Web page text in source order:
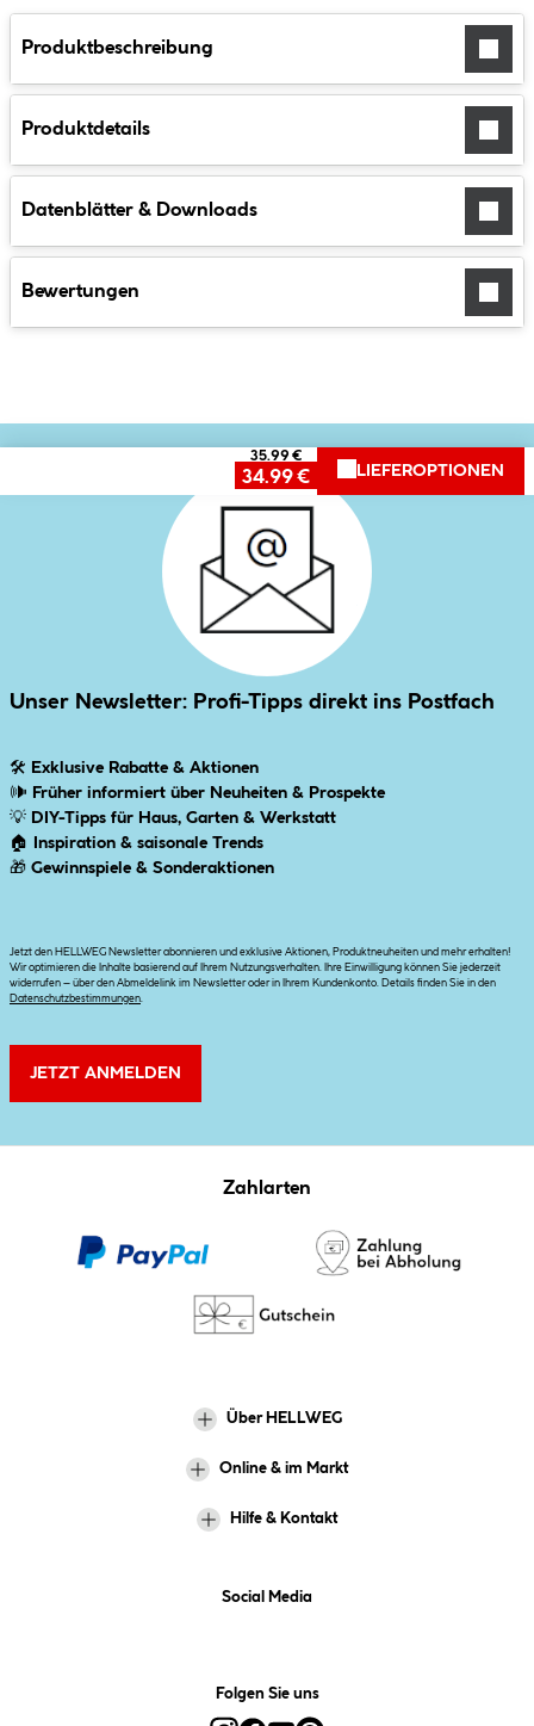
Produktbeschreibung
Produktdetails
Datenblätter & Downloads
Bewertungen
35.99 €
34.99 € LIEFEROPTIONEN
Unser Newsletter: Profi-Tipps direkt ins Postfach
🛠 Exklusive Rabatte & Aktionen
🕪 Früher informiert über Neuheiten & Prospekte
💡 DIY-Tipps für Haus, Garten & Werkstatt
🏠
Inspiration & saisonale Trends
🎁 Gewinnspiele & Sonderaktionen
Jetzt den HELLWEG Newsletter abonnieren und exklusive Aktionen, Produktneuheiten und mehr erhalten!
Wir optimieren die Inhalte basierend auf Ihrem Nutzungsverhalten. Ihre Einwilligung können Sie jederzeit
widerrufen – über den Abmeldelink im Newsletter oder in Ihrem Kundenkonto. Details finden Sie in den
Datenschutzbestimmungen
JETZT ANMELDEN
Zahlarten
Über HELLWEG
Online & im Markt
Hilfe & Kontakt
Social Media
Folgen Sie uns